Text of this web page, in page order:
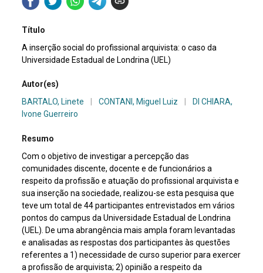
Título
A inserção social do profissional arquivista: o caso da
Universidade Estadual de Londrina (UEL)
Autor(es)
BARTALO, Linete
CONTANI, Miguel Luiz
DI CHIARA,
Ivone Guerreiro
Resumo
Com o objetivo de investigar a percepção das
comunidades discente, docente e de funcionários a
respeito da profissão e atuação do profissional arquivista e
sua inserção na sociedade, realizou-se esta pesquisa que
teve um total de 44 participantes entrevistados em vários
pontos do campus da Universidade Estadual de Londrina
(UEL). De uma abrangência mais ampla foram levantadas
e analisadas as respostas dos participantes às questões
referentes a 1) necessidade de curso superior para exercer
a profissão de arquivista; 2) opinião a respeito da